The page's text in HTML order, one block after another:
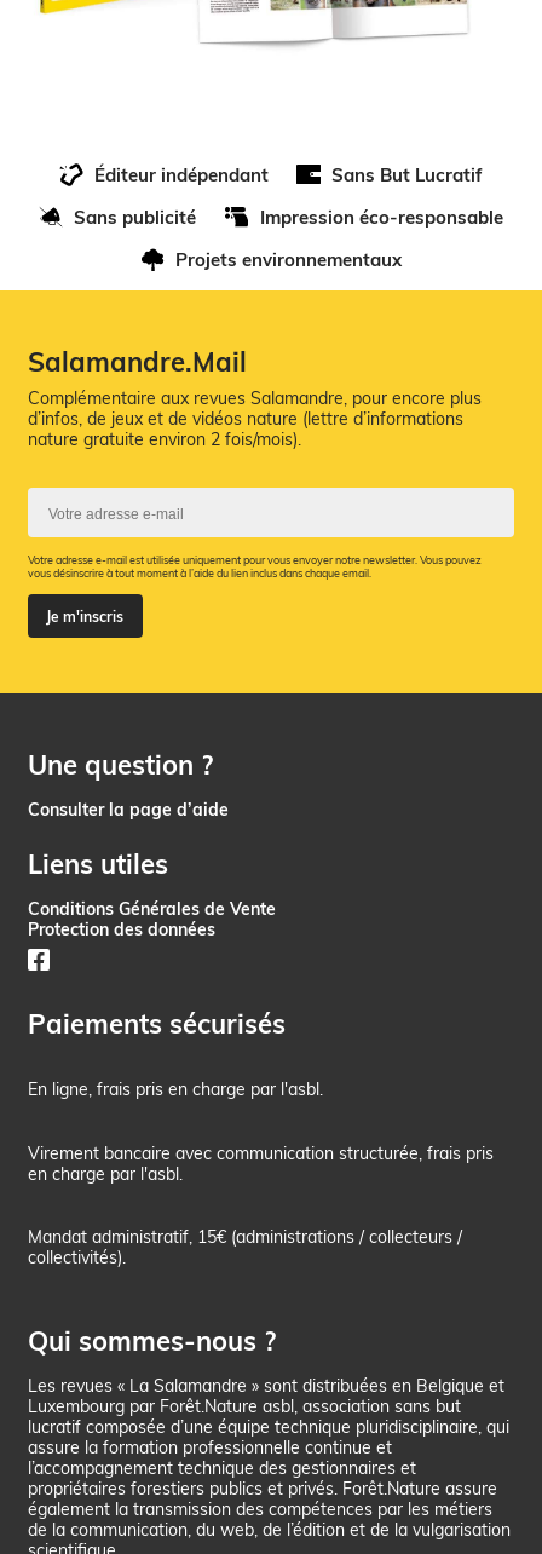
Éditeur indépendant
Sans But Lucratif
Sans publicité
Impression éco-responsable
Projets environnementaux
Salamandre.Mail
Complémentaire aux revues Salamandre, pour encore plus
d’infos, de jeux et de vidéos nature (lettre d’informations
nature gratuite environ 2 fois/mois).
Votre adresse e-mail est utilisée uniquement pour vous envoyer notre newsletter. Vous pouvez
vous désinscrire à tout moment à l’aide du lien inclus dans chaque email.
Je m'inscris
Une question ?
Consulter la page d’aide
Liens utiles
Conditions Générales de Vente
Protection des données
Paiements sécurisés
En ligne, frais pris en charge par l'asbl.
Virement bancaire avec communication structurée, frais pris
en charge par l'asbl.
Mandat administratif, 15€ (administrations / collecteurs /
collectivités).
Qui sommes-nous ?
Les revues « La Salamandre » sont distribuées en Belgique et
Luxembourg par Forêt.Nature asbl, association sans but
lucratif composée d’une équipe technique pluridisciplinaire, qui
assure la formation professionnelle continue et
l’accompagnement technique des gestionnaires et
propriétaires forestiers publics et privés. Forêt.Nature assure
également la transmission des compétences par les métiers
de la communication, du web, de l’édition et de la vulgarisation
scientifique.